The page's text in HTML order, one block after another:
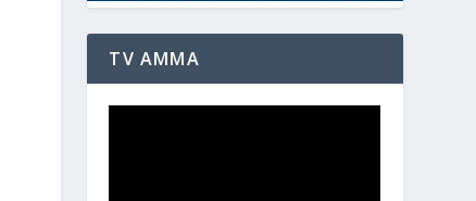
TV AMMA